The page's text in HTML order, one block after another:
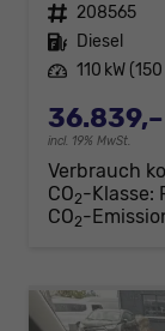
Fahrzeugnr. 208565
Kraftstoff Diesel
Leistung 110 kW
incl. 19% MwSt.
Verbrauch
CO2-Klasse:
CO2-